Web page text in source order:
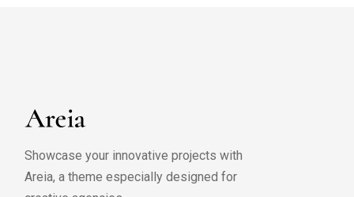
Showcase your innovative projects with
Areia, a theme especially designed for